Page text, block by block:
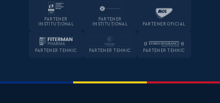
PARTENER
INSTITUȚIONAL
PARTENER
INSTITUȚIONAL
PARTENER OFICIAL
PARTENER TEHNIC PARTENER TEHNIC PARTENER TEHNIC